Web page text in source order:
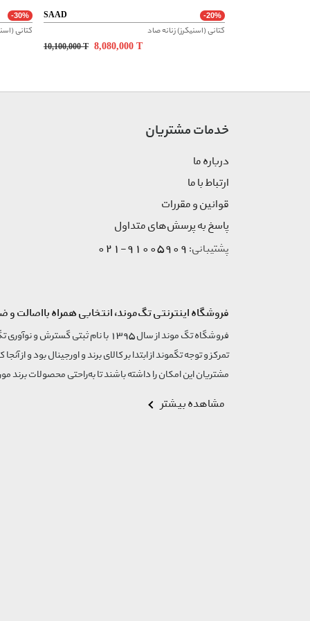
-30%
کتانی
SAAD -20%
کتانی (اسنیکرز) زنانه صاد
10,100,000T 8,080,000 T
خدمات مشتریان
درباره ما
ارتباط با ما
قوانین و مقررات
پاسخ به پرسش‌های متداول
پشتیبانی: 91005909-021
فروشگاه اینترنتی تگ‌موند، انتخابی همراه بااصالت و
تمرکز و توجه تگموند از ابتدا بر کالای برند و اورجینال بود و از
مشتریان این امکان را داشته باشند تا به‌راحتی محصولات برند
مشاهده بیشتر